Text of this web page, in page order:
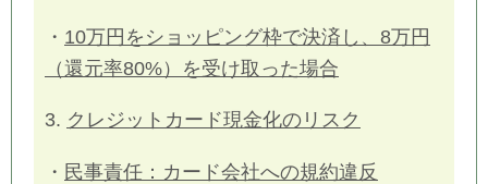
・ 10万円をショッピング枠で決済し、8万円
（還元率80%）を受け取った場合
3. クレジットカード現金化のリスク
・ 民事責任：カード会社への規約違反